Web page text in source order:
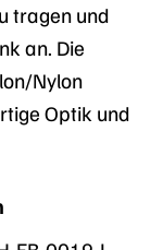
tragen und
an. Die
Nylon
Optik und